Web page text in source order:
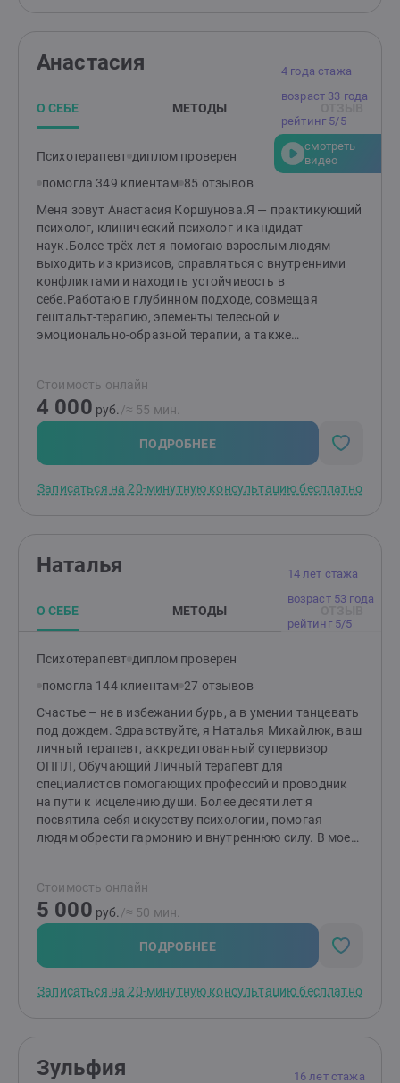
4 года стажа
возраст 33 года
рейтинг 5/5
смотреть
видео
Анастасия
О СЕБЕ МЕТОДЫ
Психотерапевт диплом проверен
помогла 349 клиентам 85 отзывов
Меня зовут Анастасия Коршунова.Я — практикующий
психолог, клинический психолог и кандидат
наук.Более трёх лет я помогаю взрослым людям
выходить из кризисов, справляться с внутренними
конфликтами и находить устойчивость в
себе.Работаю в глубинном подходе, совмещая
гештальт-терапию, элементы телесной и
эмоционально-образной терапии, а также
скрыто за симптомами и привычными реакциями. В
центре моего внимания — не «что не так», а как
именно человек научился жить, чтобы выжить, и как
теперь можно жить по-другому — в контакте с собой.
Стоимость онлайн
4 000 руб. /≈ 55 мин.
ПОДРОБНЕЕ
Записаться на 20-минутную консультацию бесплатно
14 лет стажа
возраст 53 года
рейтинг 5/5
Наталья
О СЕБЕ МЕТОДЫ
Психотерапевт диплом проверен
помогла 144 клиентам 27 отзывов
Счастье – не в избежании бурь, а в умении танцевать
под дождем. Здравствуйте, я Наталья Михайлюк, ваш
личный терапевт, аккредитованный супервизор
ОППЛ, Обучающий Личный терапевт для
специалистов помогающих профессий и проводник
на пути к исцелению души. Более десяти лет я
посвятила себя искусству психологии, помогая
людям обрести гармонию и внутреннюю силу. В моем
тревога или гнев, мучают ограничивающие
убеждения, терзают панические атаки и навязчивые
мысли, или же вы оказались в плену обсессивно-
компульсивного расстройства (ОКР) и созависимых
отношений. Я также протягиваю руку помощи
зависимости у близких. Я обучаю техникам,
обретете власть над своими эмоциями, научитесь
Стоимость онлайн
5 000 руб. /≈ 50 мин.
ПОДРОБНЕЕ
Записаться на 20-минутную консультацию бесплатно
16 лет стажа
Зульфия